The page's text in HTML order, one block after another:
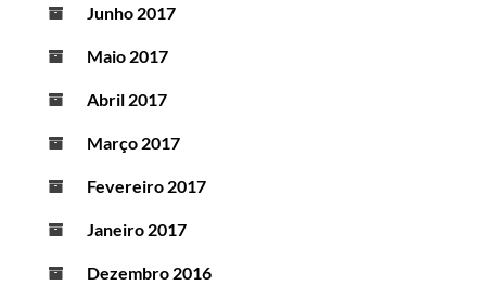
Junho 2017
Maio 2017
Abril 2017
Março 2017
Fevereiro 2017
Janeiro 2017
Dezembro 2016